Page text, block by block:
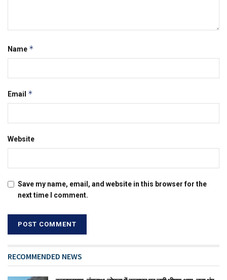
Name *
Email *
Website
Save my name, email, and website in this browser for the
next time I comment.
RECOMMENDED NEWS